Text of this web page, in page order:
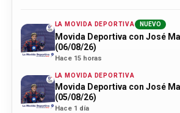
LA MOVIDA DEPORTIVA NUEVO
Movida Deportiva con José
(06/08/26)
Hace 15 horas
LA MOVIDA DEPORTIVA
Movida Deportiva con José
(05/08/26)
Hace 1 día